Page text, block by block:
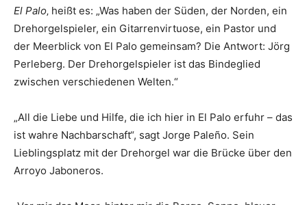
El Palo‚ heißt es: „Was haben der Süden, der Norden, ein
Drehorgelspieler, ein Gitarrenvirtuose, ein Pastor und
der Meerblick von El Palo gemeinsam? Die Antwort: Jörg
Perleberg. Der Drehorgelspieler ist das Bindeglied
zwischen verschiedenen Welten.“
„All die Liebe und Hilfe, die ich hier in El Palo erfuhr – das
ist wahre Nachbarschaft“, sagt Jorge Paleño. Sein
Lieblingsplatz mit der Drehorgel war die Brücke über den
Arroyo Jaboneros.